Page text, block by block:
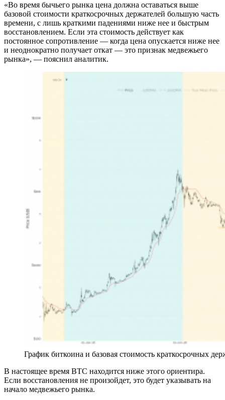
«Во время бычьего рынка цена должна оставаться выше
базовой стоимости краткосрочных держателей большую часть
времени, с лишь краткими падениями ниже нее и быстрым
восстановлением. Если эта стоимость действует как
постоянное сопротивление — когда цена опускается ниже нее
и неоднократно получает откат — это признак медвежьего
рынка», — пояснил аналитик.
График биткоина и базовая стоимость краткосрочных
В настоящее время BTC находится ниже этого ориентира.
Если восстановления не произойдет, это будет указывать на
начало медвежьего рынка.